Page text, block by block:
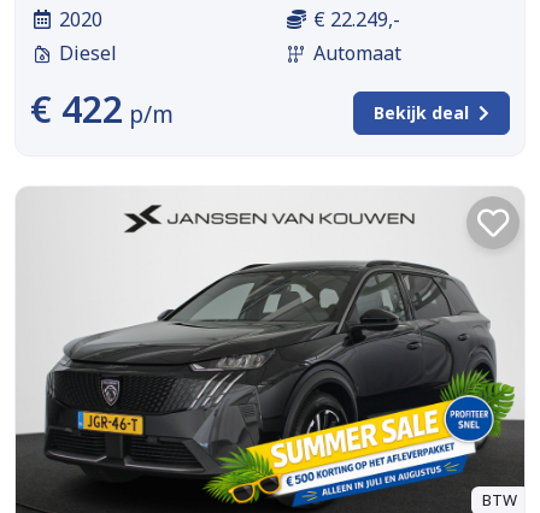
2020
Diesel
€ 22.249,-
Automaat
€ 422 p/m Bekijk deal
BTW